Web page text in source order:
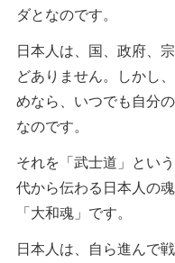
ダとなのです。
日本人は、国、政府、
どありません。しかし
めなら、いつでも自分
なのです。
それを「武士道」とい
代から伝わる日本人の
「大和魂」です。
日本人は、自ら進んで